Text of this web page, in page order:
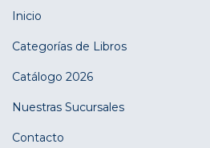
Inicio
Categorías de Libros
Catálogo 2026
Nuestras Sucursales
Contacto